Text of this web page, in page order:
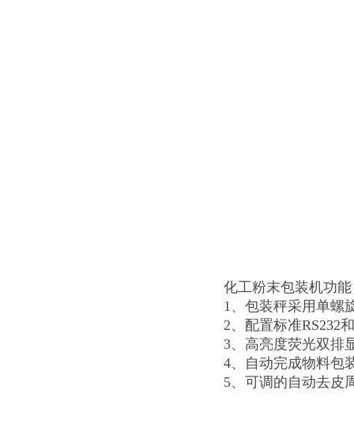
化工粉末包装机功
1、包装秤采用单螺
2、配置标准RS232
3、高亮度荧光双排
4、自动完成物料包
5、可调的自动去皮